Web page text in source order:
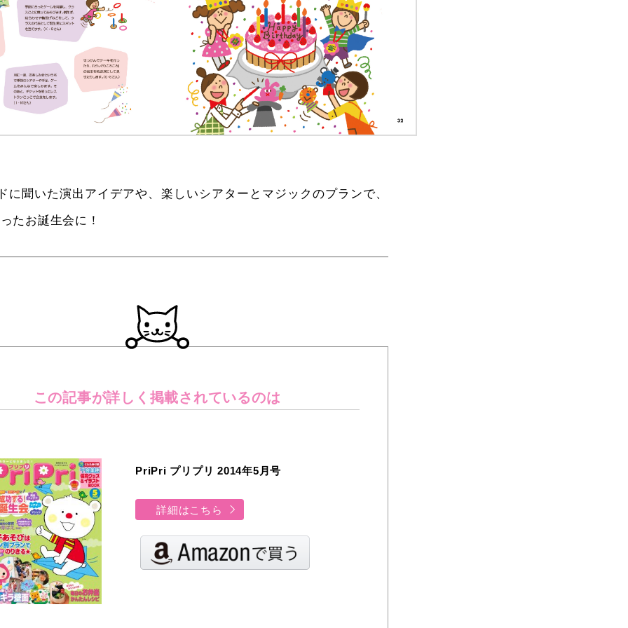
に聞いた演出アイデアや、楽しいシアターとマジックのプランで、
たお誕生会に！
この記事が詳しく 掲載されているのは
PriPri プリプリ 2014年5月号
詳細はこちら